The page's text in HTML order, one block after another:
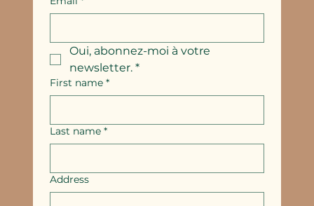
Oui, abonnez-moi à votre
newsletter. *
First name *
Last name *
Address